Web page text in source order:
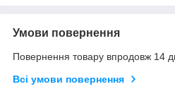
Умови повернення
Повернення товару впродовж 14
Всі умови повернення